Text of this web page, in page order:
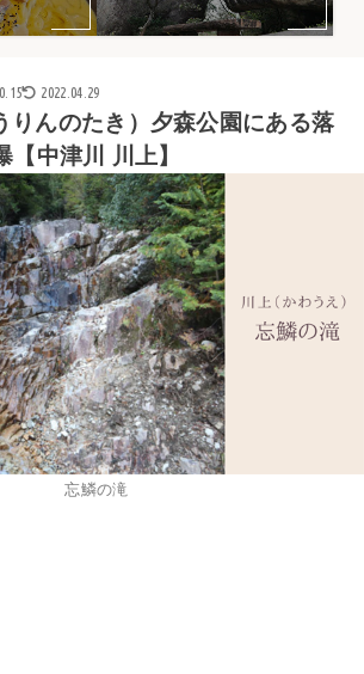
2022.04.29
りんのたき）夕森公園にある落
中津川 川上】
忘鱗の滝